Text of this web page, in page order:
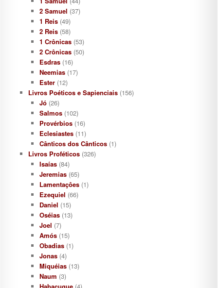
2 Samuel (37)
1 Reis(49)
2 Reis(58)
1 Crônicas(53)
2 Crônicas(50)
Esdras(16)
Neemias(17)
Ester(12)
Livros Poéticos e Sapienciais (156)
Jó(26)
Salmos(102)
Provérbios(16)
Eclesiastes(11)
Cânticos dos Cânticos(1)
Livros Proféticos (326)
Isaías(84)
Jeremias(65)
Lamentaçôes(1)
Ezequiel (66)
Daniel (15)
Oséias(13)
Joel (7)
Amós(15)
Obadias(1)
Jonas(4)
Miquéias(13)
Naum (3)